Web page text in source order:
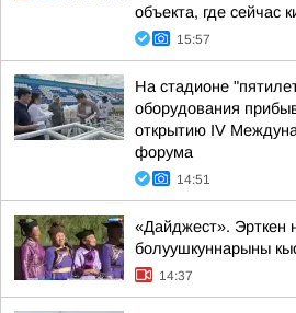
объекта, где сейчас
15:57
На стадионе
оборудования
открытию IV
форума
14:51
«Дайджест». Эрткен
болуушкуннарыны
14:37